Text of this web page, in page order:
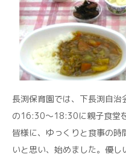
長渕保育園では、下長渕自
の16:30～18:30に親子食堂
皆様に、ゆっくりと食事の時
いと思い、始めました。優